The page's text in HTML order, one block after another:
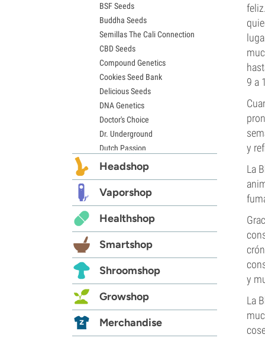
9 a
y
La
y
La
Semillas de Chemdawg
Semillas de Hindu Kush
Semillas de Mimosa
BSF Seeds
Buddha Seeds
Semillas The Cali Connection
CBD Seeds
Compound Genetics
Cookies Seed Bank
Delicious Seeds
DNA Genetics
Doctor's Choice
Dr. Underground
Dutch Passion
Elite Seeds
Exotic Seed
Expert Seeds
FastBuds
Female Seeds
French Touch Seeds
Garden of Green
GeneSeeds
G13 Labs
Grass-O-Matic
Headshop
Vaporshop
Healthshop
Smartshop
Shroomshop
Growshop
Merchandise